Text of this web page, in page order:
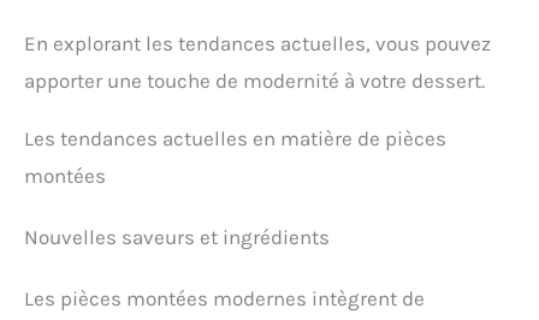
En explorant les tendances actuelles, vous pouvez
apporter une touche de modernité à votre dessert.
Les tendances actuelles en matière de pièces
montées
Nouvelles saveurs et ingrédients
Les pièces montées modernes intègrent de